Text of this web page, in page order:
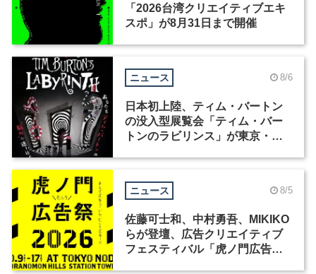
「2026台湾クリエイティブエキ
スポ」が8月31日まで開催
ニュース 8/6
日本初上陸、ティム・バートン
の没入型展覧会「ティム・バー
トンのラビリンス」が東京・豊
ニュース 8/5
佐藤可士和、中村勇吾、MIKIKO
らが登壇、広告クリエイティブ
フェスティバル「虎ノ門広告